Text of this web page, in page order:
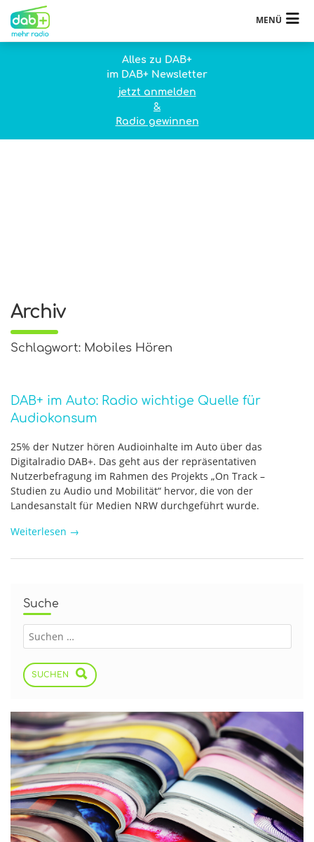
MENÜ
Alles zu DAB+
im DAB+ Newsletter
jetzt anmelden
&
Radio gewinnen
Archiv
Schlagwort: Mobiles Hören
DAB+ im Auto: Radio wichtige Quelle für
Audiokonsum
25% der Nutzer hören Audioinhalte im Auto über das
Digitalradio DAB+. Das geht aus der repräsentativen
Nutzerbefragung im Rahmen des Projekts „On Track –
Studien zu Audio und Mobilität“ hervor, die von der
Landesanstalt für Medien NRW durchgeführt wurde.
Weiterlesen →
Suche
SUCHEN